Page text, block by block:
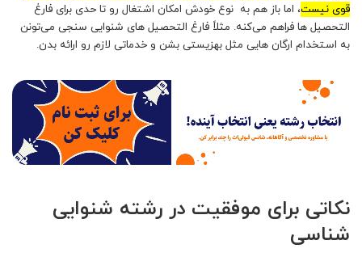
قوی نیست، اما باز هم به نوع خودش امکان اشتغال رو تا حدی برای فارغ
التحصیل ها فراهم می‌کنه. مثلاً فارغ التحصیل های شنوایی سنجی می‌تونن
به استخدام ارگان هایی مثل بهزیستی بشن و خدماتی لازم رو ارائه بدن.
نکاتی برای موفقیت در رشته شنوایی
شناسی